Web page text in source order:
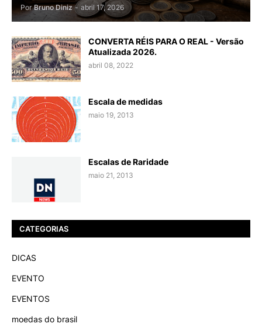
Por Bruno Diniz - abril 17, 2026
CONVERTA RÉIS PARA O REAL - Versão
Atualizada 2026.
abril 08, 2022
Escala de medidas
maio 19, 2013
Escalas de Raridade
maio 21, 2013
CATEGORIAS
DICAS
EVENTO
EVENTOS
moedas do brasil